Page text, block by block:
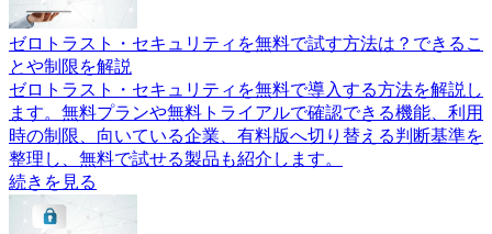
ゼロトラスト・セキュリティを無料で試す方法は？できるこ
とや制限を解説
ゼロトラスト・セキュリティを無料で導入する方法を解説し
ます。無料プランや無料トライアルで確認できる機能、利用
時の制限、向いている企業、有料版へ切り替える判断基準を
整理し、無料で試せる製品も紹介します。
続きを見る